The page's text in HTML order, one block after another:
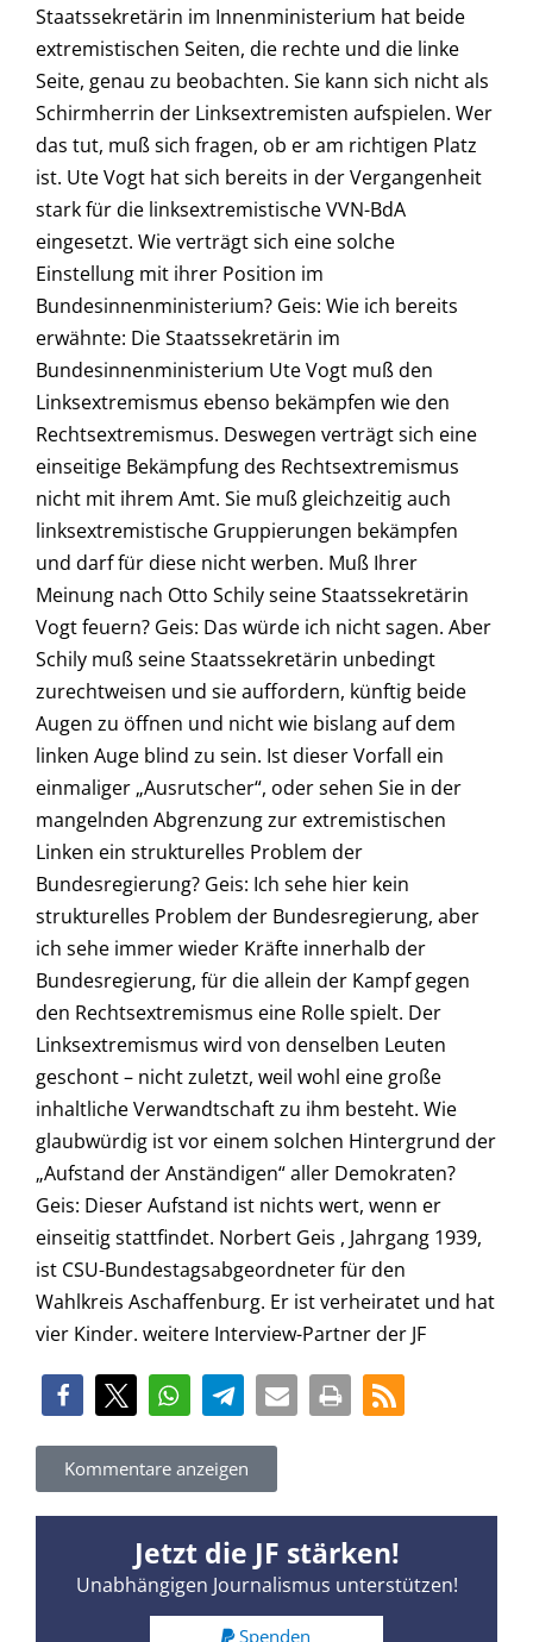
Staatssekretärin im Innenministerium hat beide
extremistischen Seiten, die rechte und die linke
Seite, genau zu beobachten. Sie kann sich nicht als
Schirmherrin der Linksextremisten aufspielen. Wer
das tut, muß sich fragen, ob er am richtigen Platz
ist. Ute Vogt hat sich bereits in der Vergangenheit
stark für die linksextremistische VVN-BdA
eingesetzt. Wie verträgt sich eine solche
Einstellung mit ihrer Position im
Bundesinnenministerium? Geis: Wie ich bereits
erwähnte: Die Staatssekretärin im
Bundesinnenministerium Ute Vogt muß den
Linksextremismus ebenso bekämpfen wie den
Rechtsextremismus. Deswegen verträgt sich eine
einseitige Bekämpfung des Rechtsextremismus
nicht mit ihrem Amt. Sie muß gleichzeitig auch
linksextremistische Gruppierungen bekämpfen
und darf für diese nicht werben. Muß Ihrer
Meinung nach Otto Schily seine Staatssekretärin
Vogt feuern? Geis: Das würde ich nicht sagen. Aber
Schily muß seine Staatssekretärin unbedingt
zurechtweisen und sie auffordern, künftig beide
Augen zu öffnen und nicht wie bislang auf dem
linken Auge blind zu sein. Ist dieser Vorfall ein
einmaliger „Ausrutscher“, oder sehen Sie in der
mangelnden Abgrenzung zur extremistischen
Linken ein strukturelles Problem der
Bundesregierung? Geis: Ich sehe hier kein
strukturelles Problem der Bundesregierung, aber
ich sehe immer wieder Kräfte innerhalb der
Bundesregierung, für die allein der Kampf gegen
den Rechtsextremismus eine Rolle spielt. Der
Linksextremismus wird von denselben Leuten
geschont – nicht zuletzt, weil wohl eine große
inhaltliche Verwandtschaft zu ihm besteht. Wie
glaubwürdig ist vor einem solchen Hintergrund der
„Aufstand der Anständigen“ aller Demokraten?
Geis: Dieser Aufstand ist nichts wert, wenn er
einseitig stattfindet. Norbert Geis , Jahrgang 1939,
ist CSU-Bundestagsabgeordneter für den
Wahlkreis Aschaffenburg. Er ist verheiratet und hat
vier Kinder. weitere Interview-Partner der JF
Kommentare anzeigen
Jetzt die JF stärken!
Unabhängigen Journalismus unterstützen!
Spenden